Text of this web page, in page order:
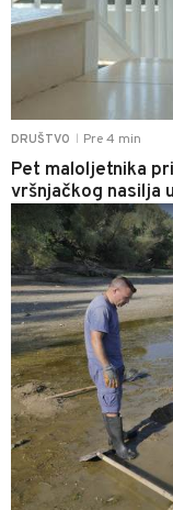
DRUŠTVO Pre 4 min
Pet maloljetnika
vršnjačkog nasilja